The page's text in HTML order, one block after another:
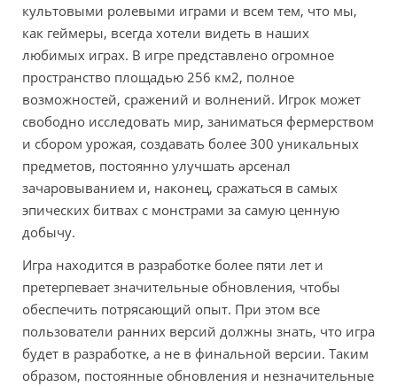
культовыми ролевыми играми и всем тем, что мы,
как геймеры, всегда хотели видеть в наших
любимых играх. В игре представлено огромное
пространство площадью 256 км2, полное
возможностей, сражений и волнений. Игрок может
свободно исследовать мир, заниматься фермерством
и сбором урожая, создавать более 300 уникальных
предметов, постоянно улучшать арсенал
зачаровыванием и, наконец, сражаться в самых
эпических битвах с монстрами за самую ценную
добычу.
Игра находится в разработке более пяти лет и
претерпевает значительные обновления, чтобы
обеспечить потрясающий опыт. При этом все
пользователи ранних версий должны знать, что игра
будет в разработке, а не в финальной версии. Таким
образом, постоянные обновления и незначительные